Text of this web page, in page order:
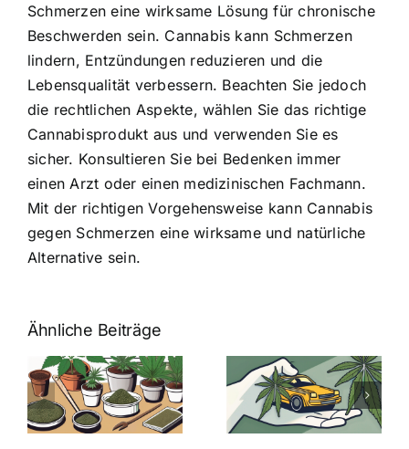
Schmerzen eine wirksame Lösung für chronische
Beschwerden sein. Cannabis kann Schmerzen
lindern, Entzündungen reduzieren und die
Lebensqualität verbessern. Beachten Sie jedoch
die rechtlichen Aspekte, wählen Sie das richtige
Cannabisprodukt aus und verwenden Sie es
sicher. Konsultieren Sie bei Bedenken immer
einen Arzt oder einen medizinischen Fachmann.
Mit der richtigen Vorgehensweise kann Cannabis
gegen Schmerzen eine wirksame und natürliche
Alternative sein.
Ähnliche Beiträge
Neue THC-
Grenzwert-
Regelung:
Was Sie über
Cannabis und
Cannabis
Samen
kaufen: Alles
was Sie